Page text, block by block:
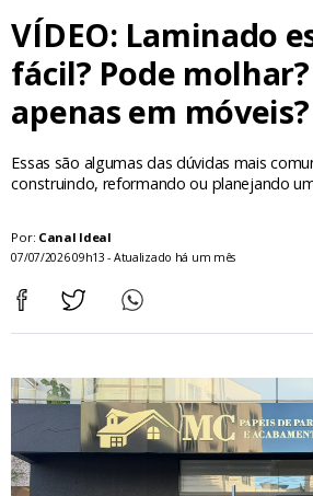
VÍDEO: Laminado
fácil? Pode
apenas em móveis?
Essas são algumas das dúvidas mais
construindo, reformando ou planejando
Por: Canal Ideal
07/07/2026 09h13 - Atualizado há um mês